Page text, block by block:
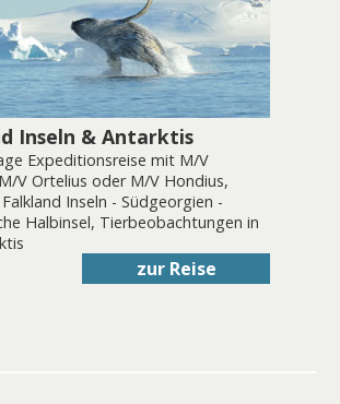
Inseln & Antarktis
Expeditionsreise mit M/V
V Ortelius oder M/V Hondius,
Inseln - Südgeorgien -
Halbinsel, Tierbeobachtungen in
zur Reise